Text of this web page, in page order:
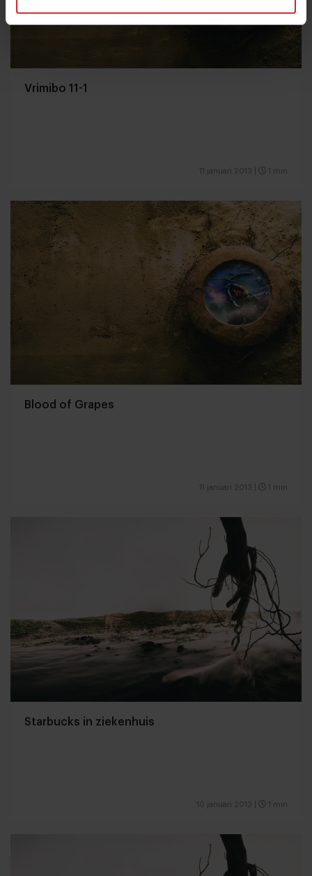
Vrimibo 11-1
11 januari 2013 1 min
Blood of Grapes
11 januari 2013 1 min
Starbucks in ziekenhuis
10 januari 2013 1 min